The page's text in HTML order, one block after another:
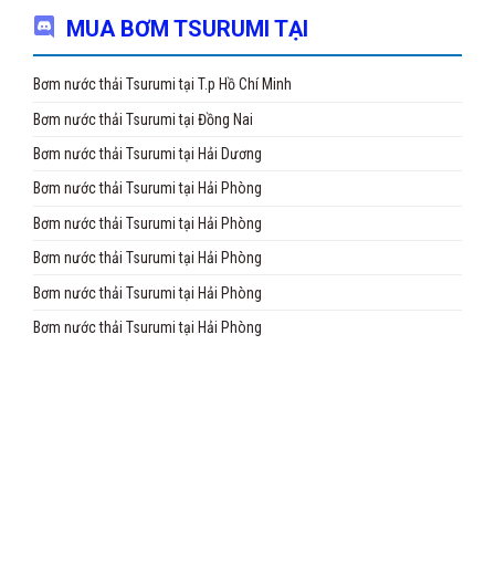
MUA BƠM TSURUMI TẠI
Bơm nước thải Tsurumi tại T.p Hồ Chí Minh
Bơm nước thải Tsurumi tại Đồng Nai
Bơm nước thải Tsurumi tại Hải Dương
Bơm nước thải Tsurumi tại Hải Phòng
Bơm nước thải Tsurumi tại Hải Phòng
Bơm nước thải Tsurumi tại Hải Phòng
Bơm nước thải Tsurumi tại Hải Phòng
Bơm nước thải Tsurumi tại Hải Phòng